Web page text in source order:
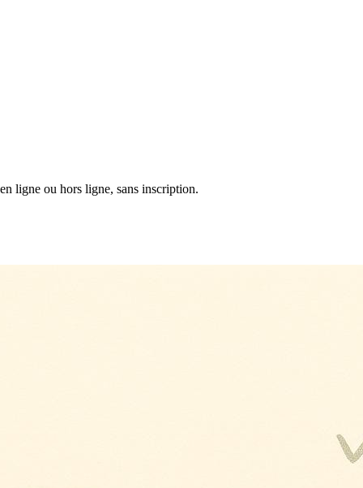
ligne ou hors ligne, sans inscription.